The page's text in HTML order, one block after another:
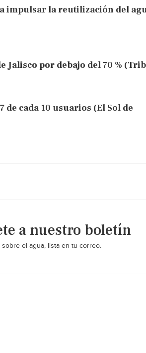
impulsar la reutilización del
Jalisco por debajo del 70 %
de cada 10 usuarios (El Sol de
a nuestro boletín
sobre el agua, lista en tu correo.